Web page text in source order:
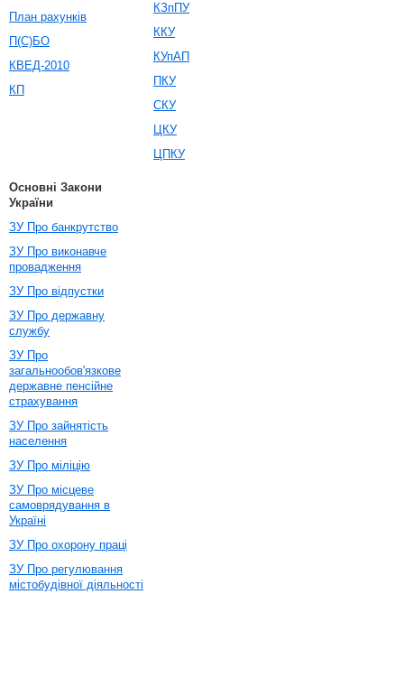
План рахунків
П(С)БО
КВЕД-2010
КП
КЗпПУ
ККУ
КУпАП
ПКУ
СКУ
ЦКУ
ЦПКУ
Основні Закони
України
ЗУ Про банкрутство
ЗУ Про виконавче
провадження
ЗУ Про відпустки
ЗУ Про державну
службу
ЗУ Про
загальнообов'язкове
державне пенсійне
страхування
ЗУ Про зайнятість
населення
ЗУ Про міліцію
ЗУ Про місцеве
самоврядування в
Україні
ЗУ Про охорону праці
ЗУ Про регулювання
містобудівної діяльності